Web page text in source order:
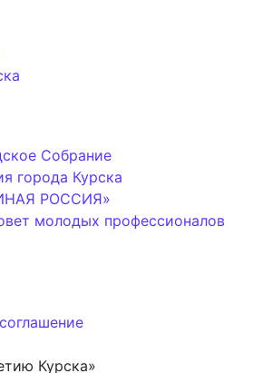
Собрание
города Курска
РОССИЯ»
молодых профессионалов
Курска»